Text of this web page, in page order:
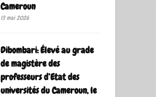
Cameroun
13 mai 2026
Dibombari: Élevé au grade
de magistère des
professeurs d’Etat des
universités du Cameroun, le